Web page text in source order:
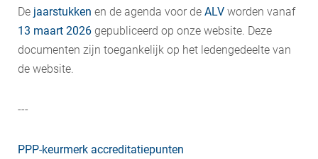
De jaarstukken en de agenda voor de ALV worden vanaf
13 maart 2026 gepubliceerd op onze website. Deze
documenten zijn toegankelijk op het ledengedeelte van
de website.
---
PPP-keurmerk accreditatiepunten